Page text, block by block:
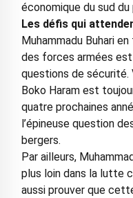
économique du sud du
Les défis qui
Muhammadu Buhari
des forces armées
questions de
Boko Haram est
quatre prochaines
l’épineuse question
bergers.
Par ailleurs,
plus loin dans la lutte
aussi prouver que